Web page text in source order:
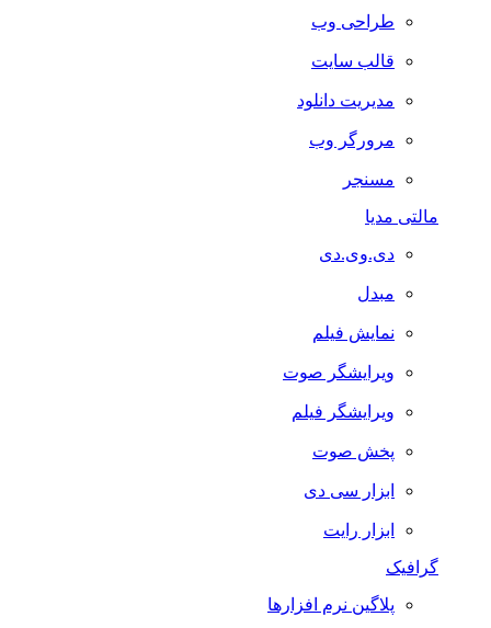
طراحی وب
قالب سایت
مدیریت دانلود
مرورگر وب
مسنجر
مالتی مدیا
دی.وی.دی
مبدل
نمایش فیلم
ویرایشگر صوت
ویرایشگر فیلم
پخش صوت
ابزار سی دی
ابزار رایت
گرافیک
پلاگین نرم افزارها